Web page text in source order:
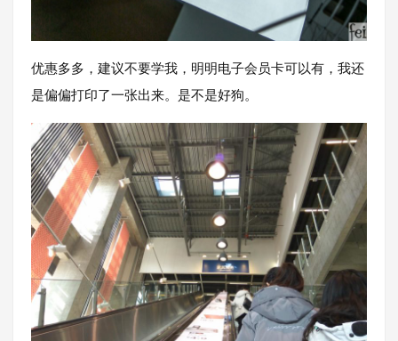
优惠多多，建议不要学我，明明电子会员卡可以有，我还
是偏偏打印了一张出来。是不是好狗。